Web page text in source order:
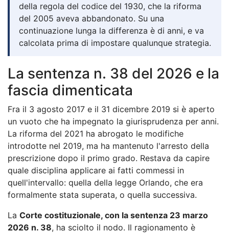
della regola del codice del 1930, che la riforma
del 2005 aveva abbandonato. Su una
continuazione lunga la differenza è di anni, e va
calcolata prima di impostare qualunque strategia.
La sentenza n. 38 del 2026 e la
fascia dimenticata
Fra il 3 agosto 2017 e il 31 dicembre 2019 si è aperto
un vuoto che ha impegnato la giurisprudenza per anni.
La riforma del 2021 ha abrogato le modifiche
introdotte nel 2019, ma ha mantenuto l'arresto della
prescrizione dopo il primo grado. Restava da capire
quale disciplina applicare ai fatti commessi in
quell'intervallo: quella della legge Orlando, che era
formalmente stata superata, o quella successiva.
La Corte costituzionale, con la sentenza 23 marzo
2026 n. 38, ha sciolto il nodo. Il ragionamento è